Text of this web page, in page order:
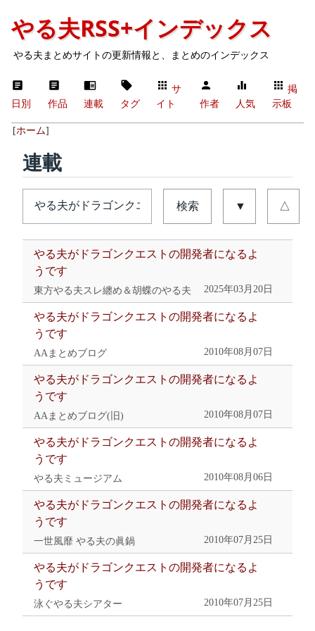
やる夫RSS+インデックス
やる夫まとめサイトの更新情報と、まとめのインデックス
日別 作品 連載 タグ
サ
イト
作者 人気
掲
示板
[ホーム]
連載
検索 ▼ △
やる夫がドラゴンクエストの開発者になるよ
うです
東方やる夫スレ纏め＆胡蝶のやる夫 2025年03月20日
やる夫がドラゴンクエストの開発者になるよ
うです
AAまとめブログ 2010年08月07日
やる夫がドラゴンクエストの開発者になるよ
うです
AAまとめブログ(旧) 2010年08月07日
やる夫がドラゴンクエストの開発者になるよ
うです
やる夫ミュージアム 2010年08月06日
やる夫がドラゴンクエストの開発者になるよ
うです
一世風靡 やる夫の眞鍋 2010年07月25日
やる夫がドラゴンクエストの開発者になるよ
うです
泳ぐやる夫シアター 2010年07月25日